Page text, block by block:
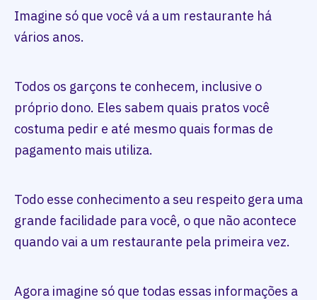
Imagine só que você vá a um restaurante há
vários anos.
Todos os garçons te conhecem, inclusive o
próprio dono. Eles sabem quais pratos você
costuma pedir e até mesmo quais formas de
pagamento mais utiliza.
Todo esse conhecimento a seu respeito gera uma
grande facilidade para você, o que não acontece
quando vai a um restaurante pela primeira vez.
Agora imagine só que todas essas informações a